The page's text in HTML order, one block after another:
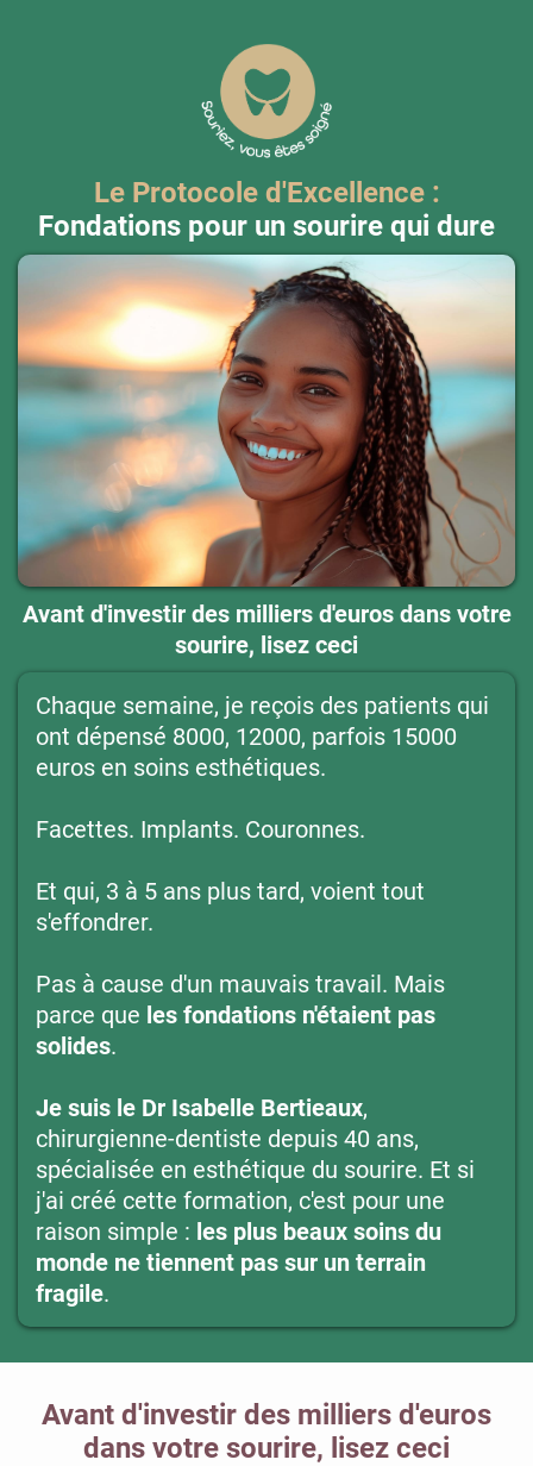
Le Protocole d'Excellence :
Fondations pour un sourire qui dure
Avant d'investir des milliers d'euros dans votre
sourire, lisez ceci
Chaque semaine, je reçois des patients qui
ont dépensé 8000, 12000, parfois 15000
euros en soins esthétiques.
Facettes. Implants. Couronnes.
Et qui, 3 à 5 ans plus tard, voient tout
s'effondrer.
Pas à cause d'un mauvais travail. Mais
parce que les fondations n'étaient pas
solides.
Je suis le Dr Isabelle Bertieaux,
chirurgienne-dentiste depuis 40 ans,
spécialisée en esthétique du sourire. Et si
j'ai créé cette formation, c'est pour une
raison simple : les plus beaux soins du
monde ne tiennent pas sur un terrain
fragile.
Avant d'investir des milliers d'euros
dans votre sourire, lisez ceci